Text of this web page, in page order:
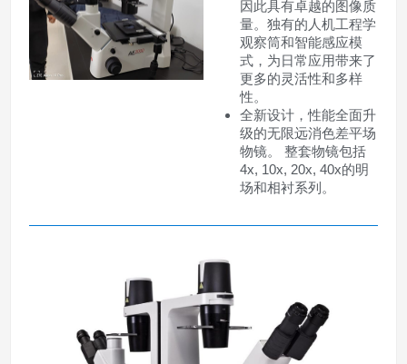
因此具有卓越的图像质
量。独有的人机工程学
观察筒和智能感应模
式，为日常应用带来了
更多的灵活性和多样
性。
全新设计，性能全面升
级的无限远消色差平场
物镜。 整套物镜包括
4x, 10x, 20x, 40x的明
场和相衬系列。